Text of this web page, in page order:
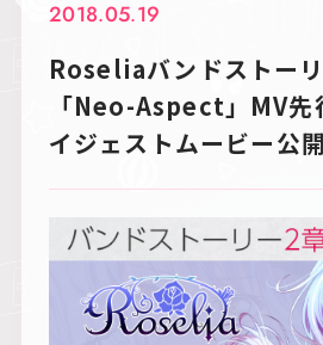
2018.05.19
Roseliaバンドストー
「Neo-Aspect」MV先
イジェストムービー公開